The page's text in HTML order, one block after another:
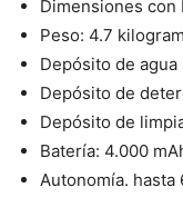
Dimensiones con
Peso: 4.7
Depósito de agua
Depósito de
Depósito de
Batería: 4.000
Autonomía. hasta